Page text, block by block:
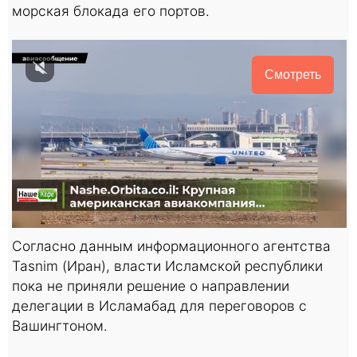
морская блокада его портов.
Смотреть
Согласно данным информационного агентства
Tasnim (Иран), власти Исламской республики
пока не приняли решение о направлении
делегации в Исламабад для переговоров с
Вашингтоном.